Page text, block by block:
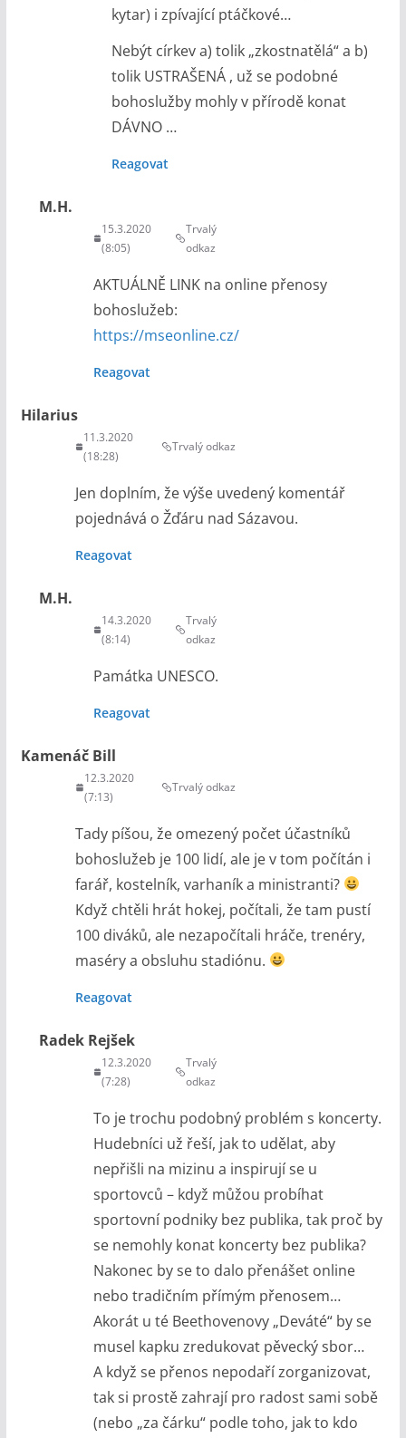
kytar) i zpívající ptáčkové…
Nebýt církev a) tolik „zkostnatělá“ a b)
tolik USTRAŠENÁ , už se podobné
bohoslužby mohly v přírodě konat
DÁVNO …
Reagovat
M.H.
15.3.2020
(8:05)
Trvalý
odkaz
AKTUÁLNĚ LINK na online přenosy
bohoslužeb:
https://mseonline.cz/
Reagovat
Hilarius
11.3.2020
(18:28)
Trvalý odkaz
Jen doplním, že výše uvedený komentář
pojednává o Žďáru nad Sázavou.
Reagovat
M.H.
14.3.2020
(8:14)
Trvalý
odkaz
Památka UNESCO.
Reagovat
Kamenáč Bill
12.3.2020
(7:13)
Trvalý odkaz
Tady píšou, že omezený počet účastníků
bohoslužeb je 100 lidí, ale je v tom počítán i
farář, kostelník, varhaník a ministranti?
Když chtěli hrát hokej, počítali, že tam pustí
100 diváků, ale nezapočítali hráče, trenéry,
maséry a obsluhu stadiónu.
Reagovat
Radek Rejšek
12.3.2020
(7:28)
Trvalý
odkaz
To je trochu podobný problém s koncerty.
Hudebníci už řeší, jak to udělat, aby
nepřišli na mizinu a inspirují se u
sportovců – když můžou probíhat
sportovní podniky bez publika, tak proč by
se nemohly konat koncerty bez publika?
Nakonec by se to dalo přenášet online
nebo tradičním přímým přenosem…
Akorát u té Beethovenovy „Deváté“ by se
musel kapku zredukovat pěvecký sbor…
A když se přenos nepodaří zorganizovat,
tak si prostě zahrají pro radost sami sobě
(nebo „za čárku“ podle toho, jak to kdo